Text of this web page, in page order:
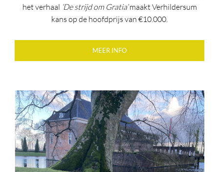
het verhaal ‘De strijd om Gratia’maakt Verhildersum
kans op de hoofdprijs van €10.000.
MEER INFO